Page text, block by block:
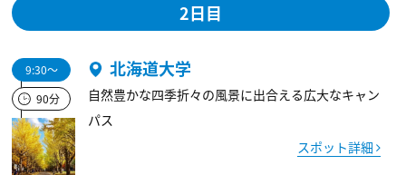
2日目
9:30～
90分
北海道大学
自然豊かな四季折々の風景に出合える広大なキャン
パス
スポット詳細